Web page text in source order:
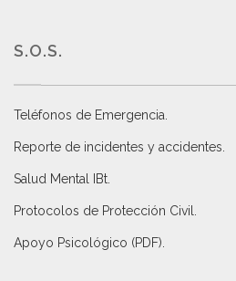
S.O.S.
Teléfonos de Emergencia.
Reporte de incidentes y accidentes
Salud Mental IBt
Protocolos de Protección Civil
Apoyo Psicológico (PDF)